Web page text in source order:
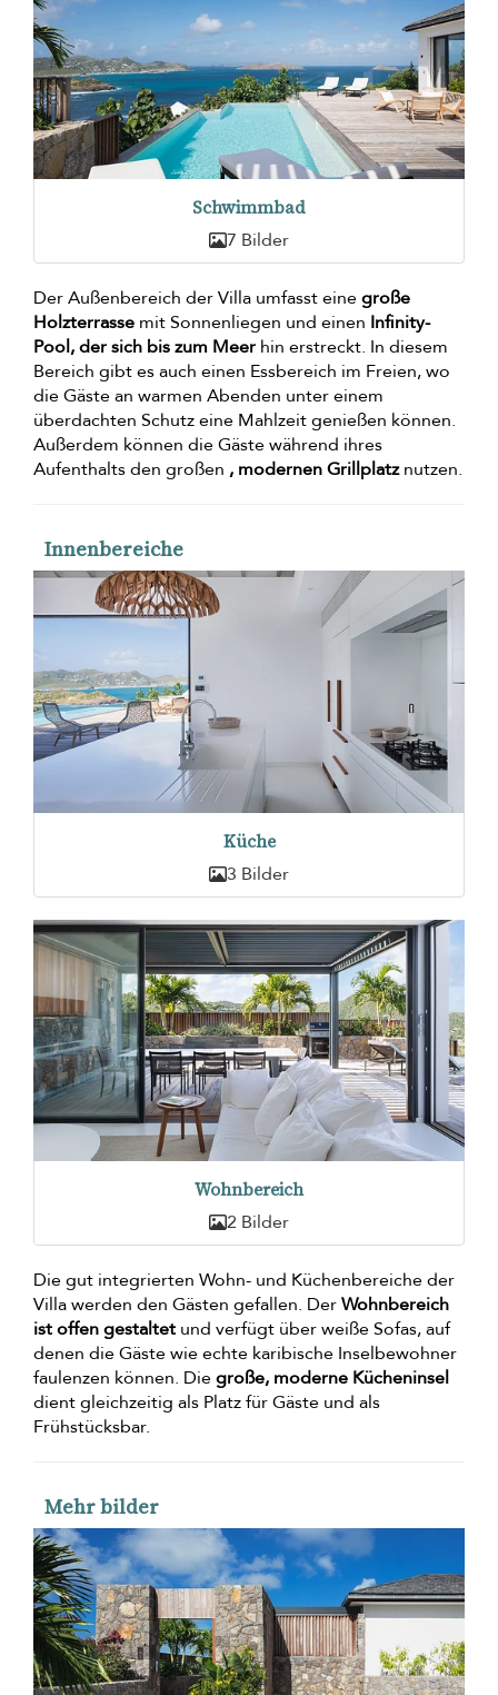
Schwimmbad
7 Bilder
Der Außenbereich der Villa umfasst einegroße
Holzterrasse mit Sonnenliegen und einen Infinity-
Pool, der sich bis zum Meer hin erstreckt. In diesem
Bereich gibt es auch einen Essbereich im Freien, wo
die Gäste an warmen Abenden unter einem
überdachten Schutz eine Mahlzeit genießen können.
Außerdem können die Gäste während ihres
Aufenthalts den großen , modernen Grillplatznutzen.
Innenbereiche
Küche
3 Bilder
Wohnbereich
2 Bilder
Die gut integrierten Wohn- und Küchenbereiche der
Villa werden den Gästen gefallen. DerWohnbereich
ist offen gestaltet und verfügt über weiße Sofas, auf
denen die Gäste wie echte karibische Inselbewohner
faulenzen können. Diegroße, moderne Kücheninsel
dient gleichzeitig als Platz für Gäste und als
Frühstücksbar.
Mehr bilder